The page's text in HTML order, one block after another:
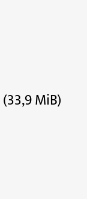
(33,9 MiB)